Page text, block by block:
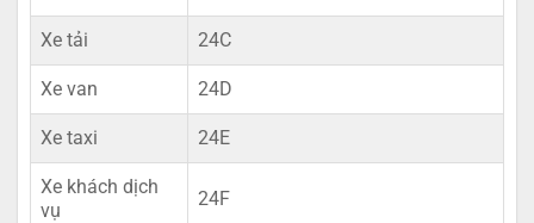
Xe tải 24C
Xe van 24D
Xe taxi 24E
Xe khách dịch
vụ
24F